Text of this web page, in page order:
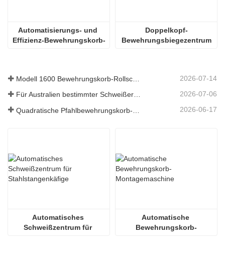
Automatisierungs- und
Effizienz-Bewehrungskorb-
Doppelkopf-
Bewehrungsbiegezentrum
2026-07-14
Für Australien bestimmter Schweißer für Bewehrungskörbe 2026-07-06
2026-06-17
Automatisches
Schweißzentrum für
Automatische
Bewehrungskorb-